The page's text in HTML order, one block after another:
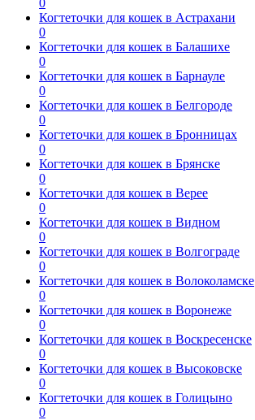
0
Когтеточки для кошек в Астрахани
0
Когтеточки для кошек в Балашихе
0
Когтеточки для кошек в Барнауле
0
Когтеточки для кошек в Белгороде
0
Когтеточки для кошек в Бронницах
0
Когтеточки для кошек в Брянске
0
Когтеточки для кошек в Верее
0
Когтеточки для кошек в Видном
0
Когтеточки для кошек в Волгограде
0
Когтеточки для кошек в Волоколамске
0
Когтеточки для кошек в Воронеже
0
Когтеточки для кошек в Воскресенске
0
Когтеточки для кошек в Высоковске
0
Когтеточки для кошек в Голицыно
0